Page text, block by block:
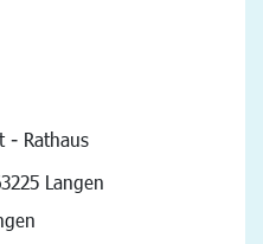
- Rathaus
Langen